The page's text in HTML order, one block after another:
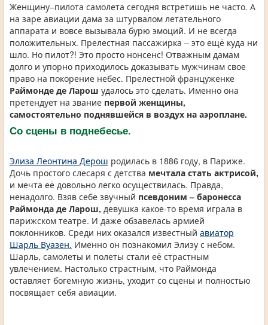
Женщину–пилота самолета сегодня встретишь не часто. А
на заре авиации дама за штурвалом летательного
аппарата и вовсе вызывала бурю эмоций. И не всегда
положительных. Прелестная пассажирка – это ещё куда ни
шло. Но пилот?! Это просто нонсенс! Отважным дамам
долго и упорно приходилось доказывать мужчинам свое
право на покорение небес. Прелестной француженке
Раймонде де Ларош удалось это сделать. Именно она
претендует на звание первой женщины,
самостоятельно поднявшейся в воздух на аэроплане.
Со сцены в поднебесье.
Элиза Леонтина Дерош родилась в 1886 году, в Париже.
Дочь простого слесаря с детства мечтала стать актрисой,
и мечта её довольно легко осуществилась. Правда,
ненадолго. Взяв себе звучный псевдоним – баронесса
Раймонда де Ларош, девушка какое-то время играла в
парижском театре. И даже обзавелась армией
поклонников. Среди них оказался известный авиатор
Шарль Вуазен. Именно он познакомил Элизу с небом.
Шарль, самолеты и полеты стали её страстным
увлечением. Настолько страстным, что Раймонда
оставляет богемную жизнь, уходит со сцены и полностью
посвящает себя авиации.